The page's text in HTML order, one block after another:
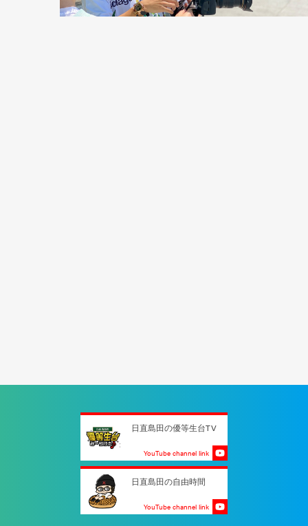
日直島田の優等生台TV
YouTube channel link
日直島田の自由時間
YouTube channel link